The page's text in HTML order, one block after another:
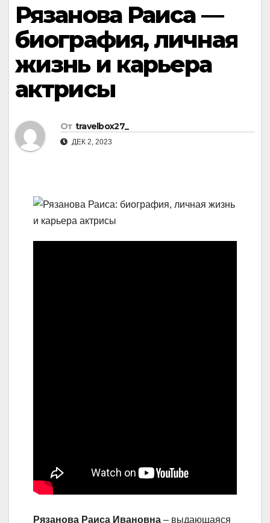
Рязанова Раиса —
биография, личная
жизнь и карьера
актрисы
От travelbox27_
ДЕК 2, 2023
Рязанова Раиса Ивановна – выдающаяся